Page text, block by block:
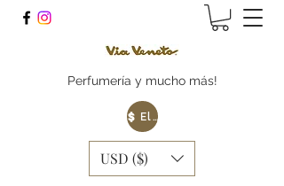
Perfumería y mucho más!
Elige tu Moneda
USD ($)